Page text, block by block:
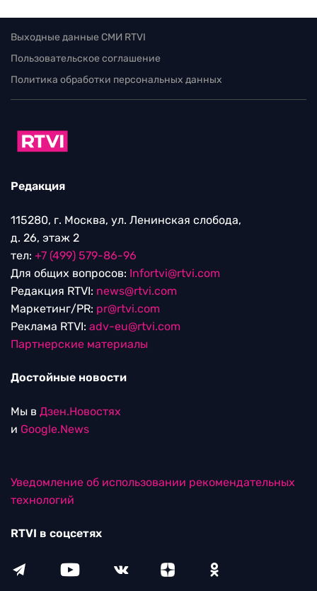
Выходные данные СМИ RTVI
Пользовательское соглашение
Политика обработки персональных данных
Редакция
115280, г. Москва, ул. Ленинская слобода,
д. 26, этаж 2
тел: +7 (499) 579-86-96
Для общих вопросов: Infortvi@rtvi.com
Редакция RTVI: news@rtvi.com
Маркетинг/PR: pr@rtvi.com
Реклама RTVI: adv-eu@rtvi.com
Партнерские материалы
Достойные новости
Мы в Дзен.Новостях
и Google.News
Уведомление об использовании рекомендательных
технологий
RTVI в соцсетях